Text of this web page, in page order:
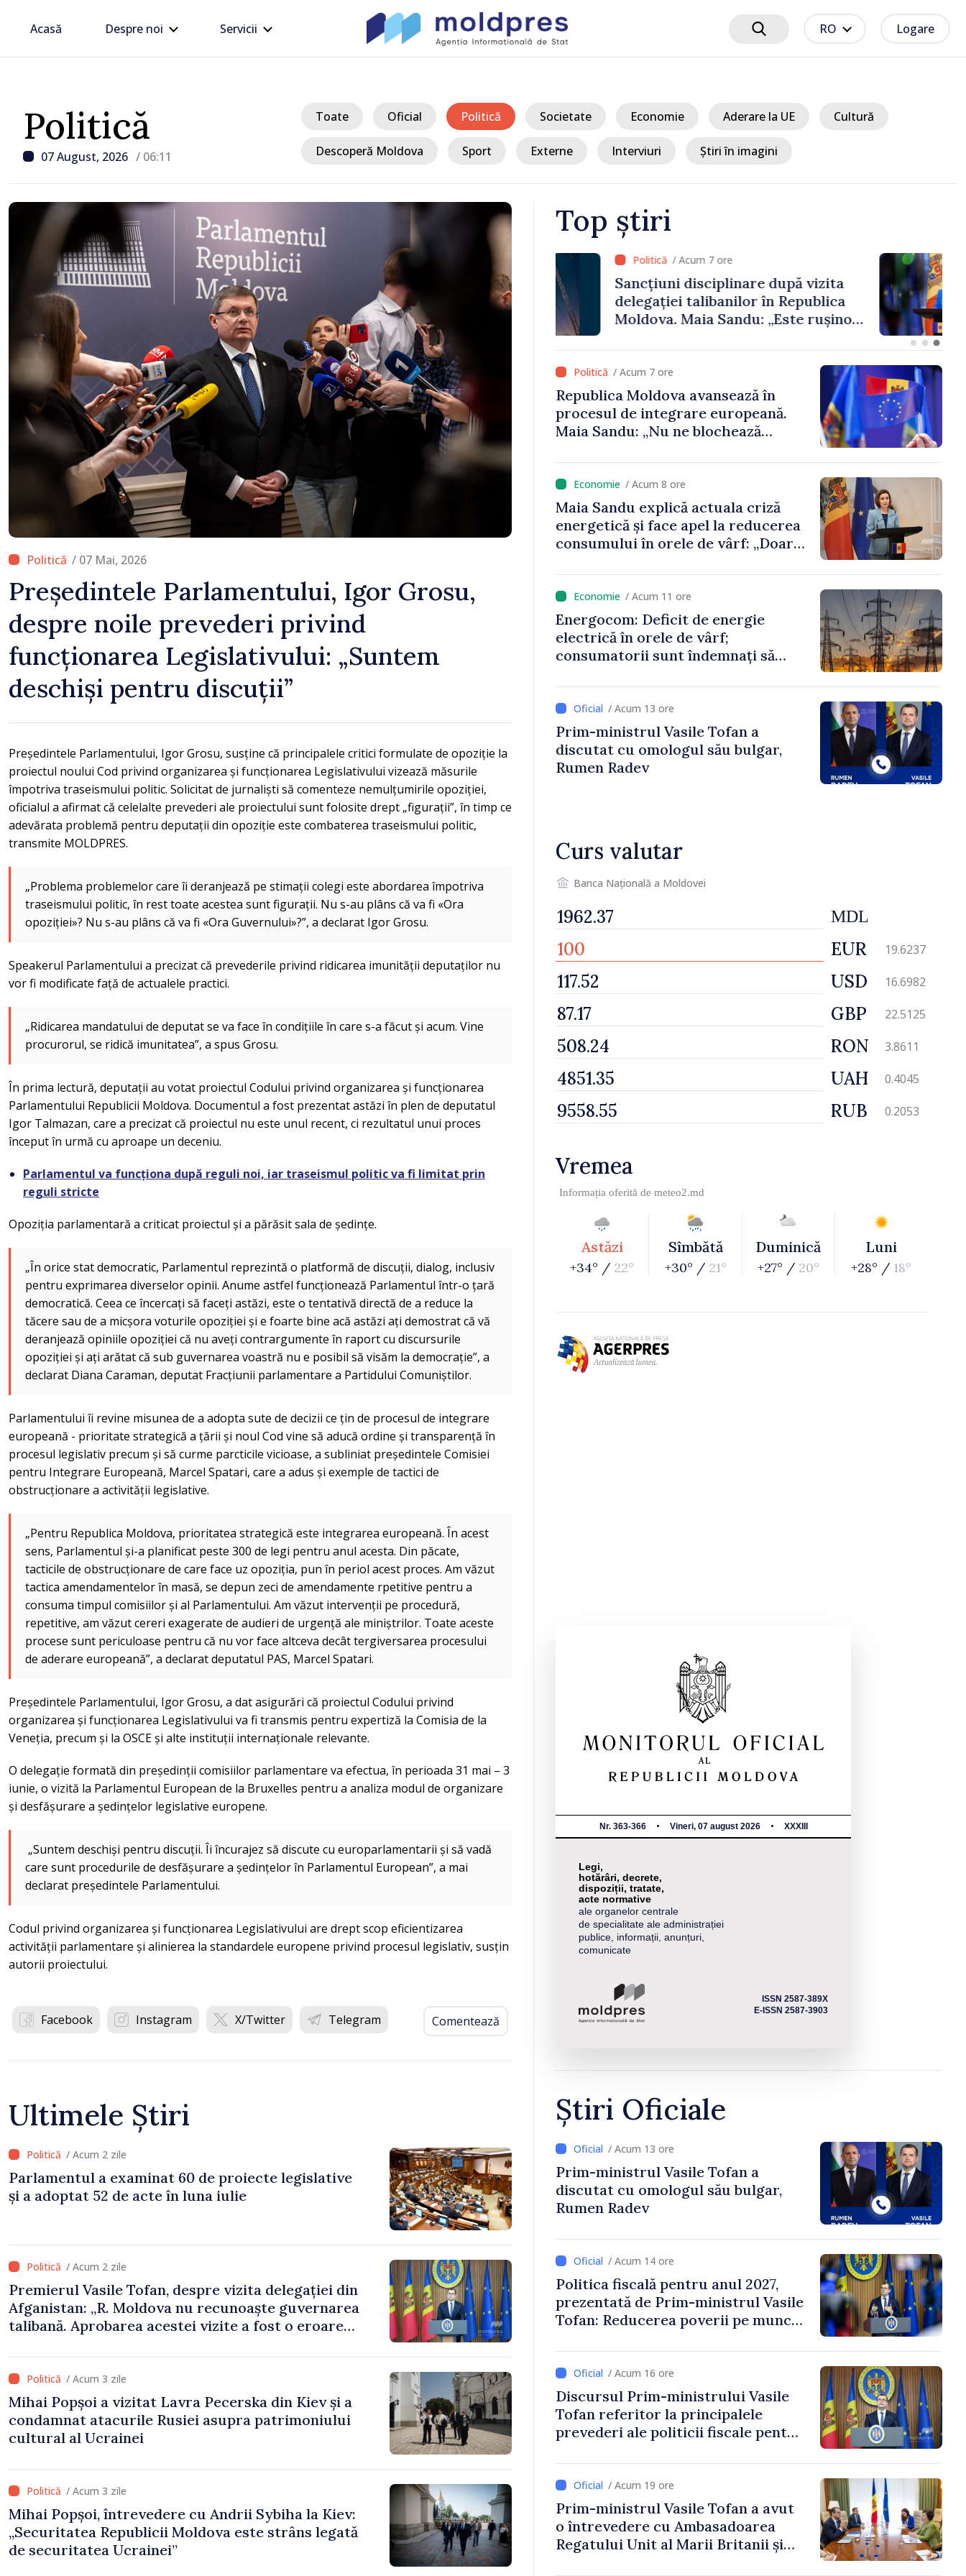
Acasă Despre noi Servicii RO Logare
Politică
07 August, 2026 / 06:11
Toate Oficial Politică Societate Economie Aderare la UE Cultură
Descoperă Moldova Sport Externe Interviuri Știri în imagini
/ 07 Mai, 2026
Președintele Parlamentului, Igor Grosu,
despre noile prevederi privind
funcționarea Legislativului: „Suntem
deschiși pentru discuții”
Președintele Parlamentului, Igor Grosu, susține că principalele critici formulate de opoziție la
proiectul noului Cod privind organizarea și funcționarea Legislativului vizează măsurile
împotriva traseismului politic. Solicitat de jurnaliști să comenteze nemulțumirile opoziției,
oficialul a afirmat că celelalte prevederi ale proiectului sunt folosite drept „figurații”, în timp ce
adevărata problemă pentru deputații din opoziție este combaterea traseismului politic,
transmite MOLDPRES.
„Problema problemelor care îi deranjează pe stimații colegi este abordarea împotriva
traseismului politic, în rest toate acestea sunt figurații. Nu s-au plâns că va fi «Ora
opoziției»? Nu s-au plâns că va fi «Ora Guvernului»?”, a declarat Igor Grosu.
Speakerul Parlamentului a precizat că prevederile privind ridicarea imunității deputaților nu
vor fi modificate față de actualele practici.
„Ridicarea mandatului de deputat se va face în condițiile în care s-a făcut și acum. Vine
procurorul, se ridică imunitatea”, a spus Grosu.
În prima lectură, deputații au votat proiectul Codului privind organizarea și funcționarea
Parlamentului Republicii Moldova. Documentul a fost prezentat astăzi în plen de deputatul
Igor Talmazan, care a precizat că proiectul nu este unul recent, ci rezultatul unui proces
început în urmă cu aproape un deceniu.
Parlamentul va funcționa după reguli noi, iar traseismul politic va fi limitat prin
reguli stricte
Opoziția parlamentară a criticat proiectul și a părăsit sala de ședințe.
„În orice stat democratic, Parlamentul reprezintă o platformă de discuții, dialog, inclusiv
pentru exprimarea diverselor opinii. Anume astfel funcționează Parlamentul într-o țară
democratică. Ceea ce încercați să faceți astăzi, este o tentativă directă de a reduce la
tăcere sau de a micșora voturile opoziției și e foarte bine acă astăzi ați demostrat că vă
deranjează opiniile opoziției că nu aveți contrargumente în raport cu discursurile
opoziției și ați arătat că sub guvernarea voastră nu e posibil să visăm la democrație”, a
declarat Diana Caraman, deputat Fracțiunii parlamentare a Partidului Comuniștilor.
Parlamentului îi revine misunea de a adopta sute de decizii ce țin de procesul de integrare
europeană - prioritate strategică a țării și noul Cod vine să aducă ordine și transparență în
procesul legislativ precum și să curme parcticile vicioase, a subliniat președintele Comisiei
pentru Integrare Europeană, Marcel Spatari, care a adus și exemple de tactici de
obstrucționare a activității legislative.
„Pentru Republica Moldova, prioritatea strategică este integrarea europeană. În acest
sens, Parlamentul și-a planificat peste 300 de legi pentru anul acesta. Din păcate,
tacticile de obstrucționare de care face uz opoziția, pun în periol acest proces. Am văzut
tactica amendamentelor în masă, se depun zeci de amendamente rpetitive pentru a
consuma timpul comisiilor și al Parlamentului. Am văzut intervenții pe procedură,
repetitive, am văzut cereri exagerate de audieri de urgență ale miniștrilor. Toate aceste
procese sunt periculoase pentru că nu vor face altceva decât tergiversarea procesului
de aderare europeană”, a declarat deputatul PAS, Marcel Spatari.
Președintele Parlamentului, Igor Grosu, a dat asigurări că proiectul Codului privind
organizarea și funcționarea Legislativului va fi transmis pentru expertiză la Comisia de la
Veneția, precum și la OSCE și alte instituții internaționale relevante.
O delegație formată din președinții comisiilor parlamentare va efectua, în perioada 31 mai – 3
iunie, o vizită la Parlamentul European de la Bruxelles pentru a analiza modul de organizare
și desfășurare a ședințelor legislative europene.
„Suntem deschiși pentru discuții. Îi încurajez să discute cu europarlamentarii și să vadă
care sunt procedurile de desfășurare a ședințelor în Parlamentul European”, a mai
declarat președintele Parlamentului.
Codul privind organizarea și funcționarea Legislativului are drept scop eficientizarea
activității parlamentare și alinierea la standardele europene privind procesul legislativ, susțin
autorii proiectului.
Facebook Instagram X/Twitter Telegram Comentează
Ultimele Știri
/ Acum 2 zile
Parlamentul a examinat 60 de proiecte legislative
și a adoptat 52 de acte în luna iulie
/ Acum 2 zile
Premierul Vasile Tofan, despre vizita delegației din
Afganistan: „R. Moldova nu recunoaște guvernarea
talibană. Aprobarea acestei vizite a fost o eroare
/ Acum 3 zile
Mihai Popșoi a vizitat Lavra Pecerska din Kiev și a
condamnat atacurile Rusiei asupra patrimoniului
cultural al Ucrainei
/ Acum 3 zile
Mihai Popșoi, întrevedere cu Andrii Sybiha la Kiev:
„Securitatea Republicii Moldova este strâns legată
de securitatea Ucrainei”
Top știri
/ Acum 6 ore
Linia electrică de 330 kV Bălți–
Dnestrovsk, grav avariată în urma
calamităților naturale
/ Acum 7 ore
Sancțiuni disciplinare după vizita
delegației talibanilor în Republica
Moldova. Maia Sandu: „Este rușinos
că oameni cu funcții înalte nu
/ Acum 7 ore
Republica Moldova avansează în
procesul de integrare europeană.
Maia Sandu: „Nu ne blochează
/ Acum 8 ore
Maia Sandu explică actuala criză
energetică și face apel la reducerea
consumului în orele de vârf: „Doar
/ Acum 11 ore
Energocom: Deficit de energie
electrică în orele de vârf;
consumatorii sunt îndemnați să
/ Acum 13 ore
Prim-ministrul Vasile Tofan a
discutat cu omologul său bulgar,
Rumen Radev
Curs valutar
Banca Națională a Moldovei
MDL
EUR 19.6237
USD 16.6982
GBP 22.5125
RON 3.8611
UAH 0.4045
RUB 0.2053
Vremea
Informația oferită de meteo2.md
Astăzi
+34° / 22°
Sîmbătă
+30° / 21°
Duminică
+27° / 20°
Luni
+28° / 18°
Nr. 363-366 Vineri, 07 august 2026 XXXIII
Legi,
hotărâri, decrete,
dispoziții, tratate,
acte normative
ale organelor centrale
de specialitate ale administrației
publice, informații, anunțuri,
comunicate
ISSN 2587-389X
E-ISSN 2587-3903
Știri Oficiale
/ Acum 13 ore
Prim-ministrul Vasile Tofan a
discutat cu omologul său bulgar,
Rumen Radev
/ Acum 14 ore
Politica fiscală pentru anul 2027,
prezentată de Prim-ministrul Vasile
Tofan: Reducerea poverii pe muncă,
/ Acum 16 ore
Discursul Prim-ministrului Vasile
Tofan referitor la principalele
prevederi ale politicii fiscale pentru
/ Acum 19 ore
Prim-ministrul Vasile Tofan a avut
o întrevedere cu Ambasadoarea
Regatului Unit al Marii Britanii și